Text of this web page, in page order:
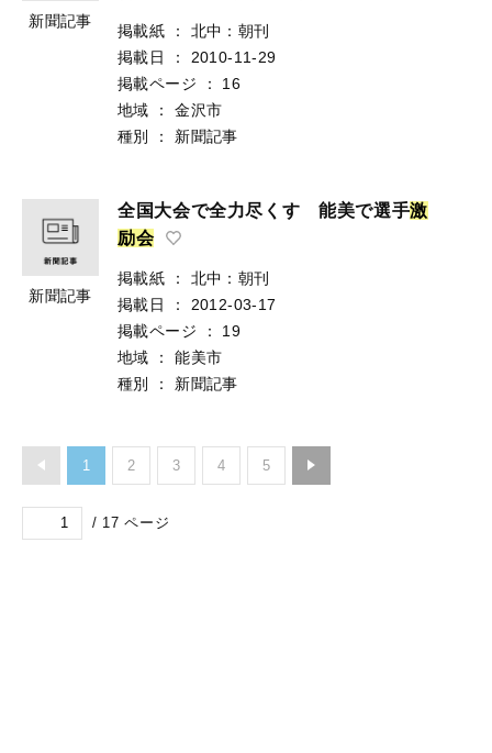
新聞記事
掲載紙 ：
北中：朝刊
掲載日
：
2010-11-29
掲載ページ
：
16
地域
：
金沢市
種別
： 新聞記事
新聞記事
全国大会で全力尽くす 能美で選手激
励会
掲載紙 ：
北中：朝刊
掲載日
：
2012-03-17
掲載ページ
：
19
地域
：
能美市
種別
： 新聞記事
1 2 3 4 5
/ 17 ページ